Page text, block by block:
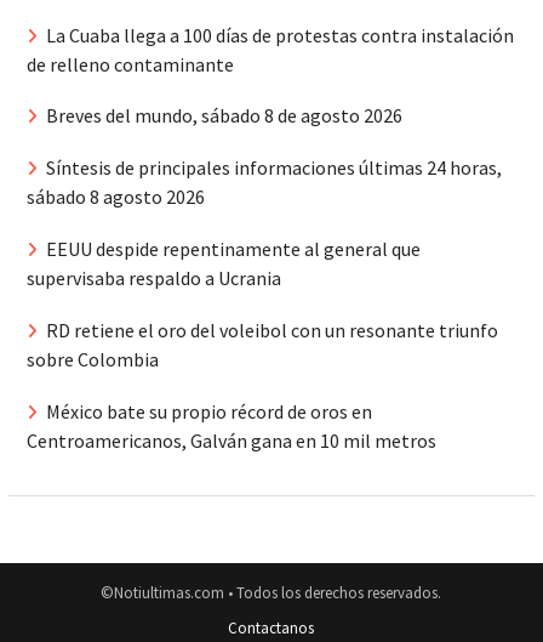
La Cuaba llega a 100 días de protestas contra instalación
de relleno contaminante
Breves del mundo, sábado 8 de agosto 2026
Síntesis de principales informaciones últimas 24 horas,
sábado 8 agosto 2026
EEUU despide repentinamente al general que
supervisaba respaldo a Ucrania
RD retiene el oro del voleibol con un resonante triunfo
sobre Colombia
México bate su propio récord de oros en
Centroamericanos, Galván gana en 10 mil metros
©Notiultimas.com • Todos los derechos reservados.
Contactanos